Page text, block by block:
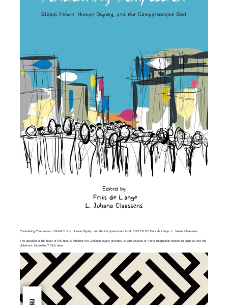
Considering Compassion. Global Ethics, Human Dignity, and the Compassionate God. EDITED BY Frits de Lange, L. Juliana Claassens
The question at the heart of this book is whether the Christian legacy provides us with sources of moral imagination needed to guide us into the
global era. Interested? Clickhere